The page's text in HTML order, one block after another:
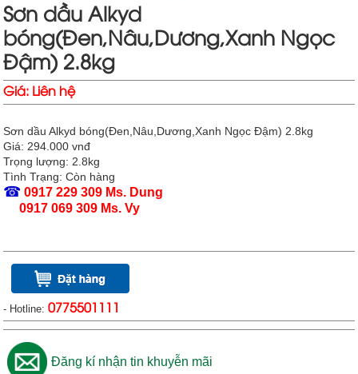
Sơn dầu Alkyd
bóng(Đen,Nâu,Dương,Xanh Ngọc
Đậm) 2.8kg
Giá: Liên hệ
Sơn dầu Alkyd bóng(Đen,Nâu,Dương,Xanh Ngọc Đậm) 2.8kg
Giá: 294.000 vnđ
Trọng lượng: 2.8kg
Tình Trạng: Còn hàng
☎ 0917 229 309 Ms. Dung
0917 069 309 Ms. Vy
- Hotline:0775501111
Đăng kí nhận tin khuyễn mãi